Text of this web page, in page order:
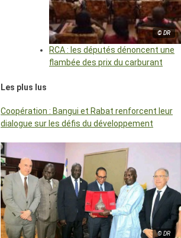
© DR
RCA : les députés dénoncent une
flambée des prix du carburant
Les plus lus
Coopération : Bangui et Rabat renforcent leur
dialogue sur les défis du développement
© DR